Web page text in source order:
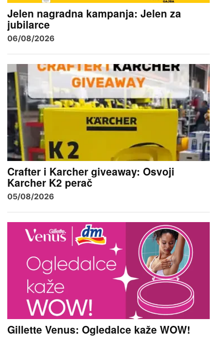
Jelen nagradna kampanja: Jelen za
jubilarce
06/08/2026
Crafter i Karcher giveaway: Osvoji
Karcher K2 perač
05/08/2026
Gillette Venus: Ogledalce kaže WOW!